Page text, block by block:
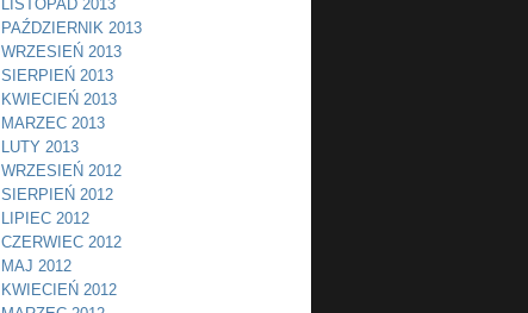
LISTOPAD 2013
PAŹDZIERNIK 2013
WRZESIEŃ 2013
SIERPIEŃ 2013
KWIECIEŃ 2013
MARZEC 2013
LUTY 2013
WRZESIEŃ 2012
SIERPIEŃ 2012
LIPIEC 2012
CZERWIEC 2012
MAJ 2012
KWIECIEŃ 2012